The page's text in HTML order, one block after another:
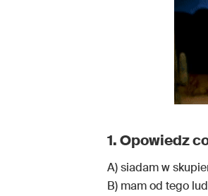
1. Opowiedz
A) siadam w
B) mam od tego